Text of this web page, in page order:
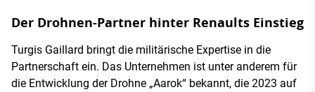
Der Drohnen-Partner hinter Renaults Einstieg
Turgis Gaillard bringt die militärische Expertise in die
Partnerschaft ein. Das Unternehmen ist unter anderem für
die Entwicklung der Drohne „Aarok“ bekannt, die 2023 auf